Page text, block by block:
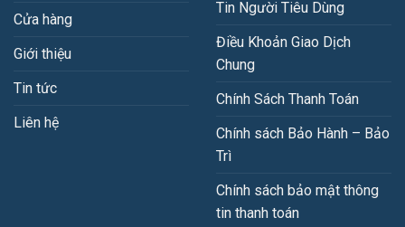
Cửa hàng
Giới thiệu
Tin tức
Liên hệ
Tin Người Tiêu Dùng
Điều Khoản Giao Dịch
Chung
Chính Sách Thanh Toán
Chính sách Bảo Hành – Bảo
Trì
Chính sách bảo mật thông
tin thanh toán